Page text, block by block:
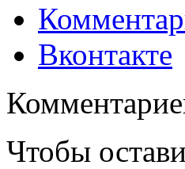
Вконтакте
Чтобы